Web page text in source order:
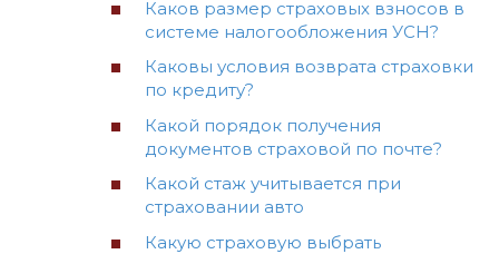
Каков размер страховых взносов в
системе налогообложения УСН?
Каковы условия возврата страховки
по кредиту?
Какой порядок получения
документов страховой по почте?
Какой стаж учитывается при
страховании авто
Какую страховую выбрать